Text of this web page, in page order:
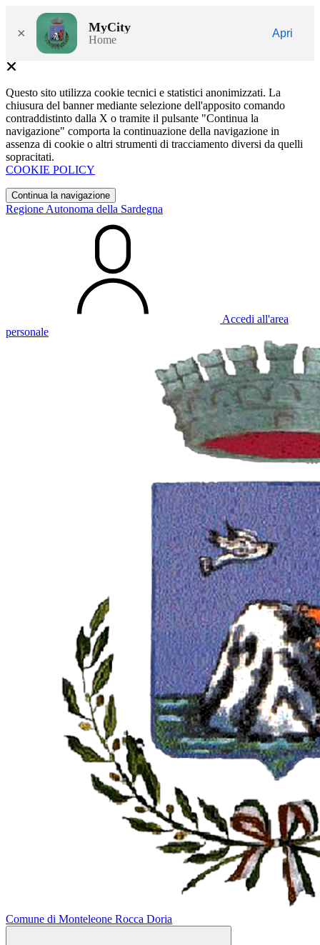
× MyCity
Home
Apri
Questo sito utilizza cookie tecnici e statistici anonimizzati. La
chiusura del banner mediante selezione dell'apposito comando
contraddistinto dalla X o tramite il pulsante "Continua la
navigazione" comporta la continuazione della navigazione in
assenza di cookie o altri strumenti di tracciamento diversi da quelli
sopracitati.
COOKIE POLICY
Continua la navigazione
Regione Autonoma della Sardegna
Accedi all'area
personale
Comune di Monteleone Rocca Doria